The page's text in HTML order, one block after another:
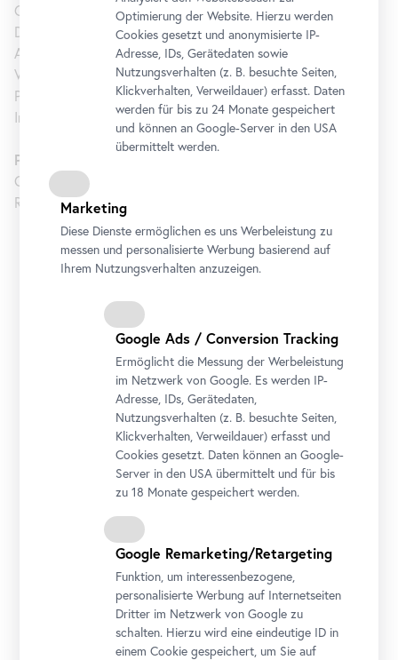
Geschichte des Hauses auf queere Inhalte hin untersucht.
Die Regenbogenfahnen vor den Museen, thematische
Akzente in der Kunstvermittlung sowie die
VeranstaltungsreihenCommunity OutreachundPublic
Program
im Belvedere 21 stehen für Weltoffenheit und
Inklusion.
Programmgestaltung:
Christiane Erharter, Carola Fuchs, Markus Haller, Philipp
Reichel-Neuwirth, Claudia Slanar
Prinz-Eugen-Straße 27, 1030 Wien
Anmeldung
Alle Termine vorbehaltlich der aktuellen
Veranstaltungsverordnung.
Wir bitten um verbindliche Buchung.
Optimierung der Website. Hierzu werden
Cookies gesetzt und anonymisierte IP-
Adresse, IDs, Gerätedaten sowie
Nutzungsverhalten (z. B. besuchte Seiten,
Klickverhalten, Verweildauer) erfasst. Daten
werden für bis zu 24 Monate gespeichert
und können an Google-Server in den USA
übermittelt werden.
Marketing
Diese Dienste ermöglichen es uns Werbeleistung zu
messen und personalisierte Werbung basierend auf
Ihrem Nutzungsverhalten anzuzeigen.
Google Ads / Conversion Tracking
Ermöglicht die Messung der Werbeleistung
im Netzwerk von Google. Es werden IP-
Adresse, IDs, Gerätedaten,
Nutzungsverhalten (z. B. besuchte Seiten,
Klickverhalten, Verweildauer) erfasst und
Cookies gesetzt. Daten können an Google-
Server in den USA übermittelt und für bis
zu 18 Monate gespeichert werden.
Google Remarketing/Retargeting
Funktion, um interessenbezogene,
personalisierte Werbung auf Internetseiten
Dritter im Netzwerk von Google zu
schalten. Hierzu wird eine eindeutige ID in
einem Cookie gespeichert, um Sie auf